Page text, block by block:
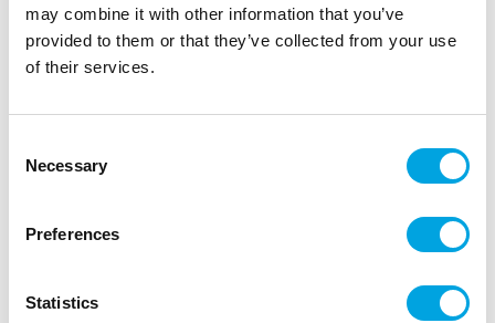
may combine it with other information that you’ve
provided to them or that they’ve collected from your use
of their services.
Selection
Necessary
Preferences
Statistics
EAN: 3660380084815
Kauniit lautaset lastenjuhliin